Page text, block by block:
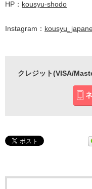
HP： kousyu-shodo
Instagram：
クレジット(VISA/